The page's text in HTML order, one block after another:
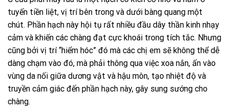
tuyến tiền liệt, vị trí bên trong và dưới bàng quang một
chút. Phần hạch này hội tụ rất nhiều đầu dây thần kinh nhạy
cảm và khiến các chàng đạt cực khoái trong tích tắc. Nhưng
cũng bởi vị trí “hiểm hóc” đó mà các chị em sẽ không thể dễ
dàng chạm vào đó, mà phải thông qua việc xoa nắn, ấn vào
vùng da nối giữa dương vật và hậu môn, tạo nhiệt độ và
truyền cảm giác đến phần hạch này, gây sung sướng cho
chàng.